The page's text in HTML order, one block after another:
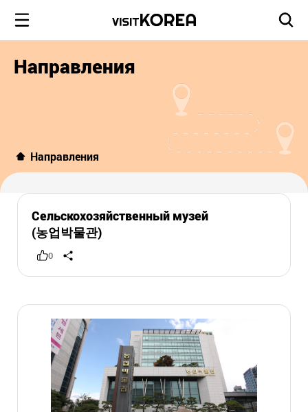
Направления
Направления
Сельскохозяйственный музей
(농업박물관)
0